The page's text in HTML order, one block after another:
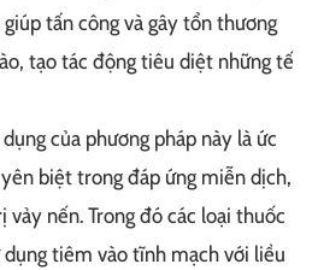
tấn công và gây tổn thương
tạo tác động tiêu diệt những tế
của phương pháp này là ức
biệt trong đáp ứng miễn dịch,
nến. Trong đó các loại thuốc
dụng tiêm vào tĩnh mạch với liều